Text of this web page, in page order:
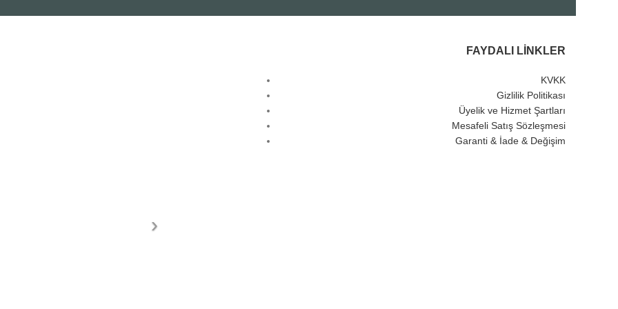
FAYDALI LINKLER
KVKK
Gizlilik Politikası
Üyelik ve Hizmet Şartları
Mesafeli Satış Sözleşmesi
Garanti & İade & Değişim